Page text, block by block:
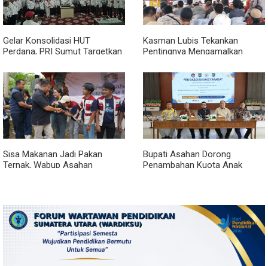
Gelar Konsolidasi HUT
Perdana, PRI Sumut Targetkan
Kasman Lubis Tekankan
Pentingnya Mengamalkan
Bernegara Dalam Kehidupan
Sisa Makanan Jadi Pakan
Ternak, Wabup Asahan
Bupati Asahan Dorong
Penambahan Kuota Anak